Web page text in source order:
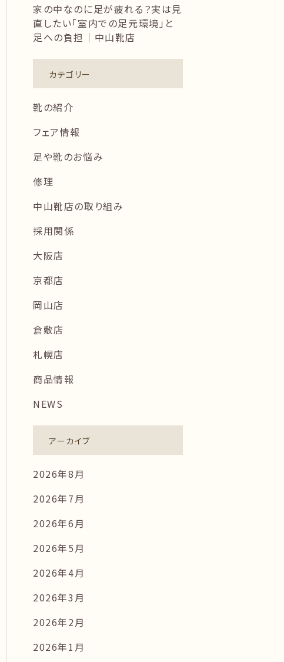
家の中なのに足が疲れる？実は見
直したい「室内での足元環境」と
足への負担｜中山靴店
カテゴリー
靴の紹介
フェア情報
足や靴のお悩み
修理
中山靴店の取り組み
採用関係
大阪店
京都店
岡山店
倉敷店
札幌店
商品情報
NEWS
アーカイブ
2026年8月
2026年7月
2026年6月
2026年5月
2026年4月
2026年3月
2026年2月
2026年1月